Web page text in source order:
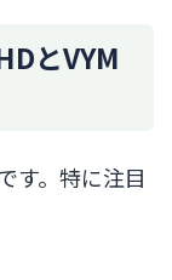
とVYM
す。特に注目